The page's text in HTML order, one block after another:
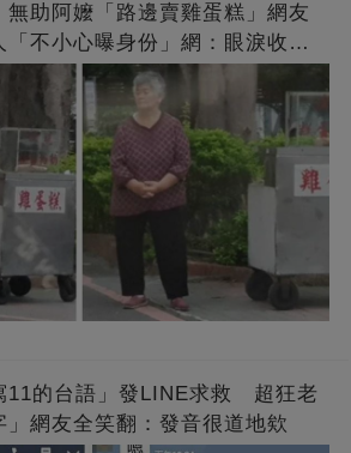
助阿嬤「路邊賣雞蛋糕」網友
不小心曝身份」網：眼淚收回
11的台語」發LINE求救 超狂老
網友全笑翻：發音很道地欸